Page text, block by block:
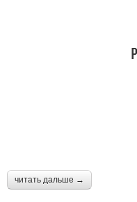
читать дальше →